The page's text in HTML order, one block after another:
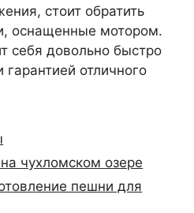
стоит обратить
оснащенные мотором.
себя довольно быстро
отличного
чухломском озере
пешни для